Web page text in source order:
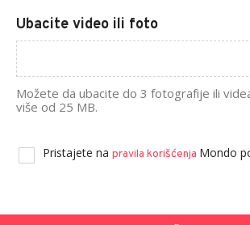
Ubacite video ili foto
Možete da ubacite do 3 fotografije ili
više od 25 MB.
Pristajete na pravila korišćenja Mondo